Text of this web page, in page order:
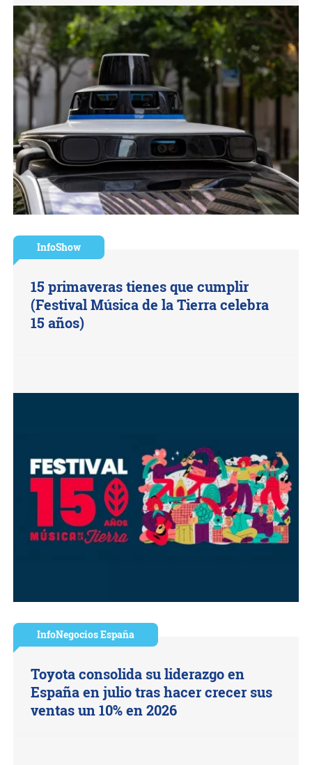
InfoShow
15 primaveras tienes que cumplir
(Festival Música de la Tierra celebra
15 años)
InfoNegocios España
Toyota consolida su liderazgo en
España en julio tras hacer crecer sus
ventas un 10% en 2026